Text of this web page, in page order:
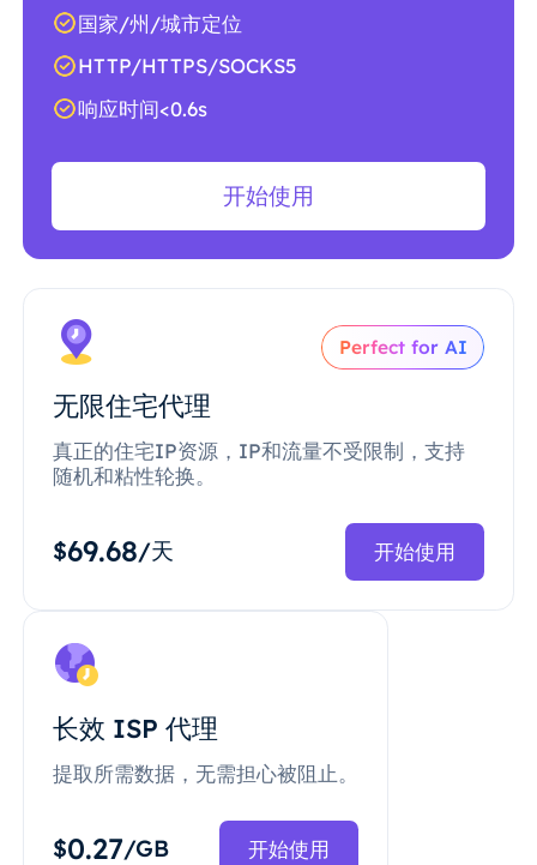
国家/州/城市定位
HTTP/HTTPS/SOCKS5
响应时间<0.6s
开始使用
Perfect for AI
无限住宅代理
真正的住宅IP资源，IP和流量不受限制，支持
随机和粘性轮换。
$69.68/天 开始使用
长效 ISP 代理
提取所需数据，无需担心被阻止。
$0.27/GB 开始使用